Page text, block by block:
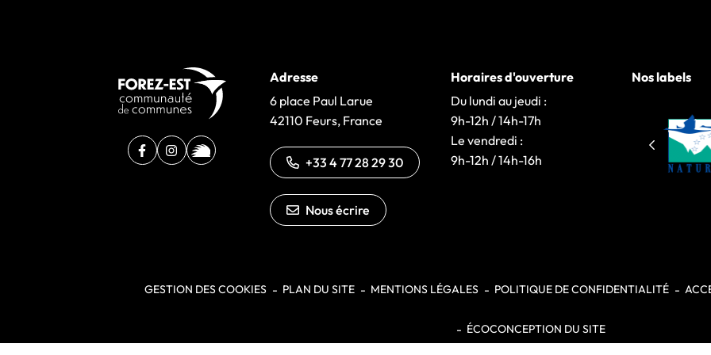
Facebook
(ouverture dans un nouvel onglet)
Instagram
(ouverture dans un nouvel onglet)
illiwap
(ouverture dans un nouvel onglet)
Adresse
6 place Paul Larue
42110 Feurs, France
+33 4 77 28 29 30
Nous écrire
Horaires d'ouverture
Du lundi au jeudi :
9h-12h / 14h-17h
Le vendredi :
9h-12h / 14h-16h
Nos labels
GESTION DES COOKIES PLAN DU SITE MENTIONS LÉGALES POLITIQUE DE CONFIDENTIALITÉ
ÉCOCONCEPTION DU SITE